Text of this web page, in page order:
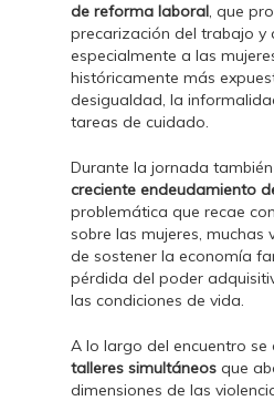
de reforma laboral, que
precarización del trabajo y
especialmente a las
históricamente más
desigualdad, la
tareas de cuidado.
Durante la jornada
creciente endeudamiento
problemática que recae
sobre las mujeres, muchas
de sostener la economía
pérdida del poder
las condiciones de vida.
A lo largo del encuentro se
talleres simultáneos que
dimensiones de las